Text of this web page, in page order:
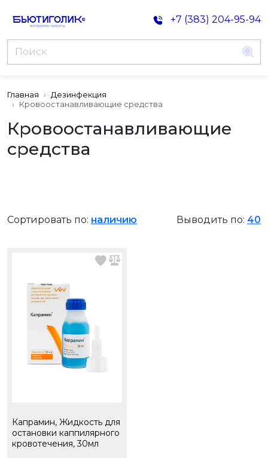
+7 (383) 204-95-94
Главная
Дезинфекция
Кровоостанавливающие средства
Кровоостанавливающие
средства
Сортировать по: наличию Выводить по: 40
Капрамин, Жидкость для
остановки каппилярного
кровотечения, 30мл